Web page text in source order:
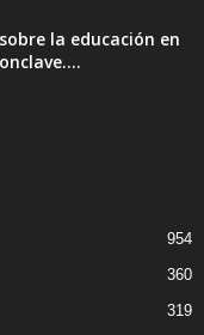
la educación en
954
360
319